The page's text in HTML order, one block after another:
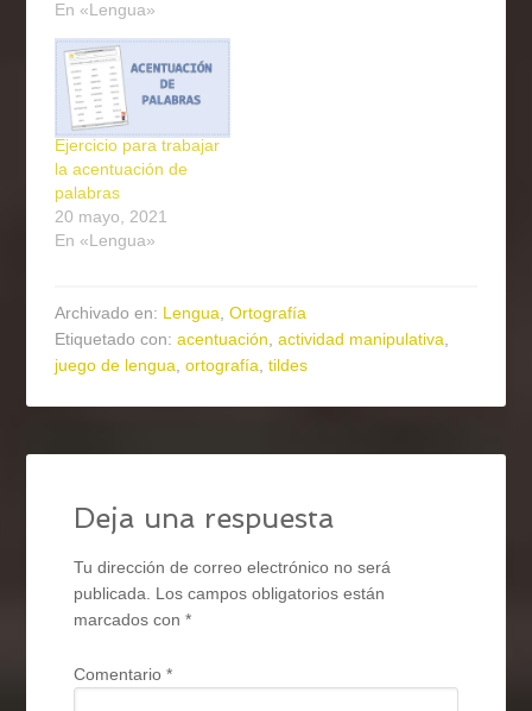
En «Lengua»
Ejercicio para trabajar
la acentuación de
palabras
20 mayo, 2021
En «Lengua»
Archivado en: Lengua,Ortografía
Etiquetado con:acentuación,actividad manipulativa,
juego de lengua,ortografía,tildes
Deja una respuesta
Tu dirección de correo electrónico no será
publicada. Los campos obligatorios están
marcados con*
Comentario*